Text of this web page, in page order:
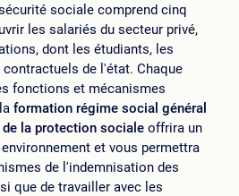
sociale comprend cinq
les salariés du secteur privé,
dont les étudiants, les
de l'état. Chaque
fonctions et mécanismes
formation régime social général
la protection sociale offrira un
et vous permettra
de l'indemnisation des
que de travailler avec les